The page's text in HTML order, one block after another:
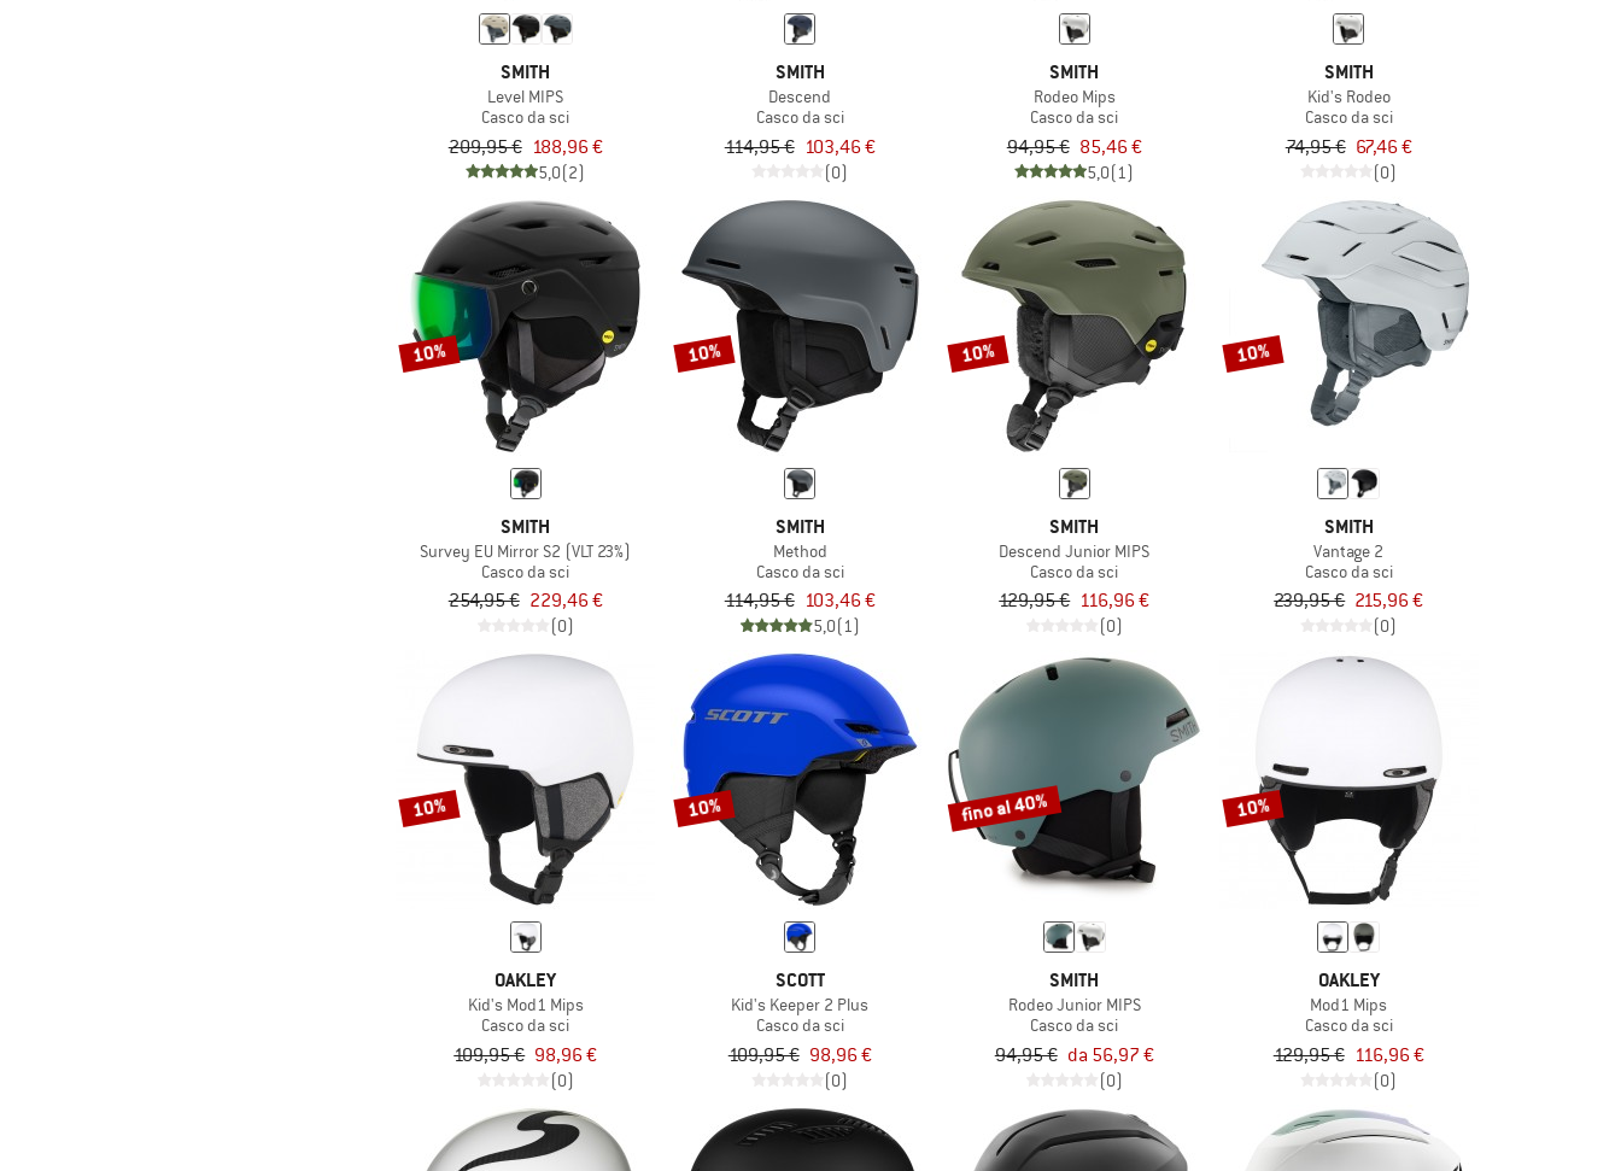
SMITH
Level MIPS
Casco da sci
209,95 € 188,96 €
5,0(2)
SMITH
Descend
Casco da sci
114,95 € 103,46 €
(0)
SMITH
Rodeo Mips
Casco da sci
94,95 € 85,46 €
5,0(1)
SMITH
Kid's Rodeo
Casco da sci
74,95 € 67,46 €
(0)
10%
SMITH
Survey EU Mirror S2 (VLT 23%)
Casco da sci
254,95 € 229,46 €
(0)
10%
SMITH
Method
Casco da sci
114,95 € 103,46 €
5,0(1)
10%
SMITH
Descend Junior MIPS
Casco da sci
129,95 € 116,96 €
(0)
10%
SMITH
Vantage 2
Casco da sci
239,95 € 215,96 €
(0)
10%
OAKLEY
Kid's Mod1 Mips
Casco da sci
109,95 € 98,96 €
(0)
10%
SCOTT
Kid's Keeper 2 Plus
Casco da sci
109,95 € 98,96 €
(0)
fino al 40%
SMITH
Rodeo Junior MIPS
Casco da sci
94,95 € da 56,97 €
(0)
10%
OAKLEY
Mod1 Mips
Casco da sci
129,95 € 116,96 €
(0)